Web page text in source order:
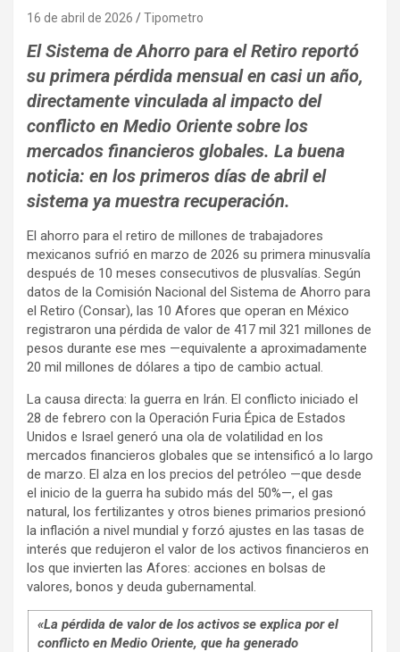
16 de abril de 2026 Tipometro
El Sistema de Ahorro para el Retiro reportó
su primera pérdida mensual en casi un año,
directamente vinculada al impacto del
conflicto en Medio Oriente sobre los
mercados financieros globales. La buena
noticia: en los primeros días de abril el
sistema ya muestra recuperación.
El ahorro para el retiro de millones de trabajadores
mexicanos sufrió en marzo de 2026 su primera minusvalía
después de 10 meses consecutivos de plusvalías. Según
datos de la Comisión Nacional del Sistema de Ahorro para
el Retiro (Consar), las 10 Afores que operan en México
registraron una pérdida de valor de 417 mil 321 millones de
pesos durante ese mes —equivalente a aproximadamente
20 mil millones de dólares a tipo de cambio actual.
La causa directa: la guerra en Irán. El conflicto iniciado el
28 de febrero con la Operación Furia Épica de Estados
Unidos e Israel generó una ola de volatilidad en los
mercados financieros globales que se intensificó a lo largo
de marzo. El alza en los precios del petróleo —que desde
el inicio de la guerra ha subido más del 50%—, el gas
natural, los fertilizantes y otros bienes primarios presionó
la inflación a nivel mundial y forzó ajustes en las tasas de
interés que redujeron el valor de los activos financieros en
los que invierten las Afores: acciones en bolsas de
valores, bonos y deuda gubernamental.
«La pérdida de valor de los activos se explica por el
conflicto en Medio Oriente, que ha generado